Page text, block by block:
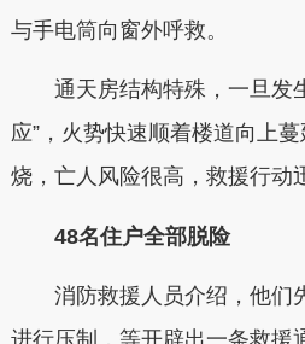
与手电筒向窗外呼救。
通天房结构特殊，一旦发
应”，火势快速顺着楼道向上
烧，亡人风险很高，救援行动
48名住户全部脱险
消防救援人员介绍，他们